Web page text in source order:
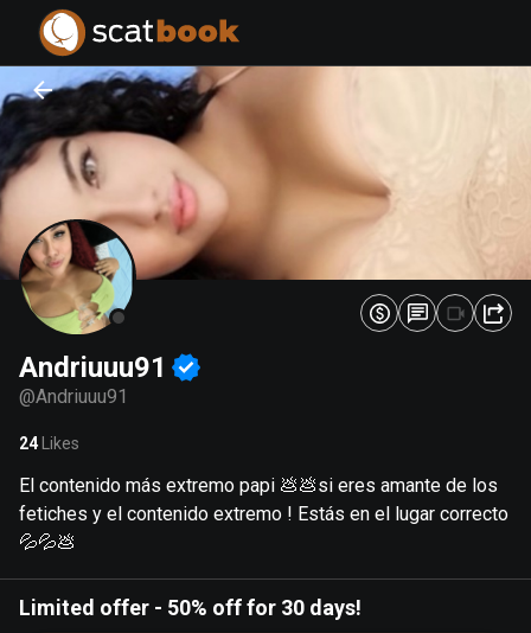
Andriuuu91
@Andriuuu91
24 Likes
El contenido más extremo papi 💩💩si eres amante de los
fetiches y el contenido extremo ! Estás en el lugar correcto
💦💦💩
Limited offer - 50% off for 30 days!